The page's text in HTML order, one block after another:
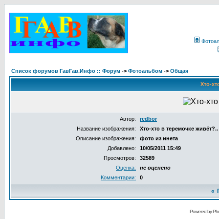
Список форумов ГавГав.Инфо :: Форум -> Фотоальбом -> Общая
Хто-
Автор:
redbor
Название изображения:
Хто-хто в теремочке живёт?..
Описание изображения:
фото из инета
Добавлено:
10/05/2011 15:49
Просмотров:
32589
Оценка:
не оценено
Комментарии:
0
«
Powered by